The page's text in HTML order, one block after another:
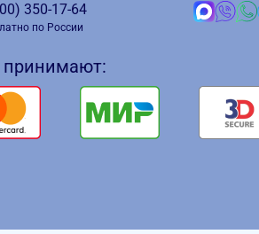
350-17-64
по России